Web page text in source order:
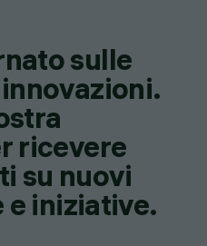
sulle
ricevere
su nuovi
iniziative.